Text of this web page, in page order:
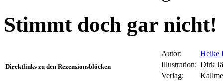
Stimmt doch gar nicht!
Direktlinks zu den Rezensionsblöcken
Autor:
Heike
Illustration: Dirk
Verlag: